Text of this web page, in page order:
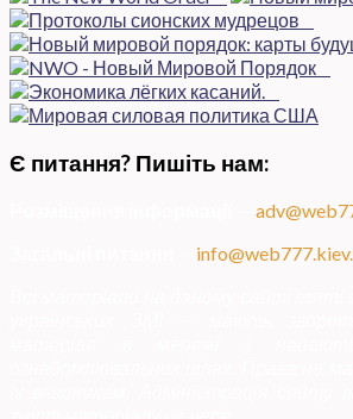
Є питання? Пишіть нам: